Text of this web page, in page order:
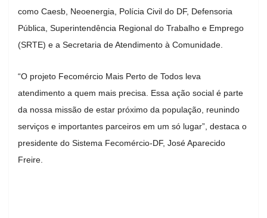
como Caesb, Neoenergia, Polícia Civil do DF, Defensoria
Pública, Superintendência Regional do Trabalho e Emprego
(SRTE) e a Secretaria de Atendimento à Comunidade.
“O projeto Fecomércio Mais Perto de Todos leva
atendimento a quem mais precisa. Essa ação social é parte
da nossa missão de estar próximo da população, reunindo
serviços e importantes parceiros em um só lugar”, destaca o
presidente do Sistema Fecomércio-DF, José Aparecido
Freire.